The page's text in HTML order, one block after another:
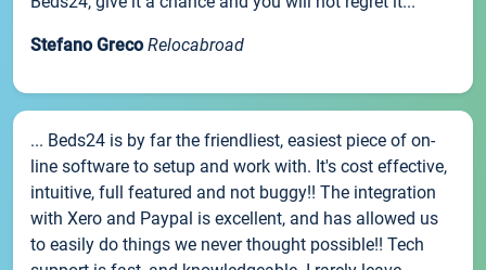
Stefano Greco Relocabroad
... Beds24 is by far the friendliest, easiest piece of on-
line software to setup and work with. It's cost effective,
intuitive, full featured and not buggy!! The integration
with Xero and Paypal is excellent, and has allowed us
to easily do things we never thought possible!! Tech